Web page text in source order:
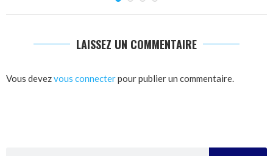
LAISSEZ UN COMMENTAIRE
Vous devezvous connecterpour publier un commentaire.